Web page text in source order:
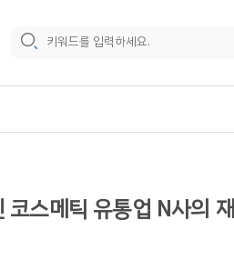
스메틱 유통업 N사의 재